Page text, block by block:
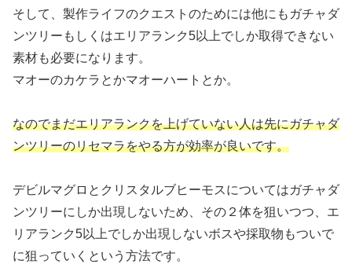
そして、製作ライフのクエストのためには他にもガチャダ
ンツリーもしくはエリアランク5以上でしか取得できない
素材も必要になります。
マオーのカケラとかマオーハートとか。
なのでまだエリアランクを上げていない人は先にガチャダ
ンツリーのリセマラをやる方が効率が良いです。
デビルマグロとクリスタルブヒーモスについてはガチャダ
ンツリーにしか出現しないため、その２体を狙いつつ、エ
リアランク5以上でしか出現しないボスや採取物もついで
に狙っていくという方法です。